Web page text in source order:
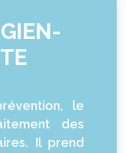
le
des
Il prend